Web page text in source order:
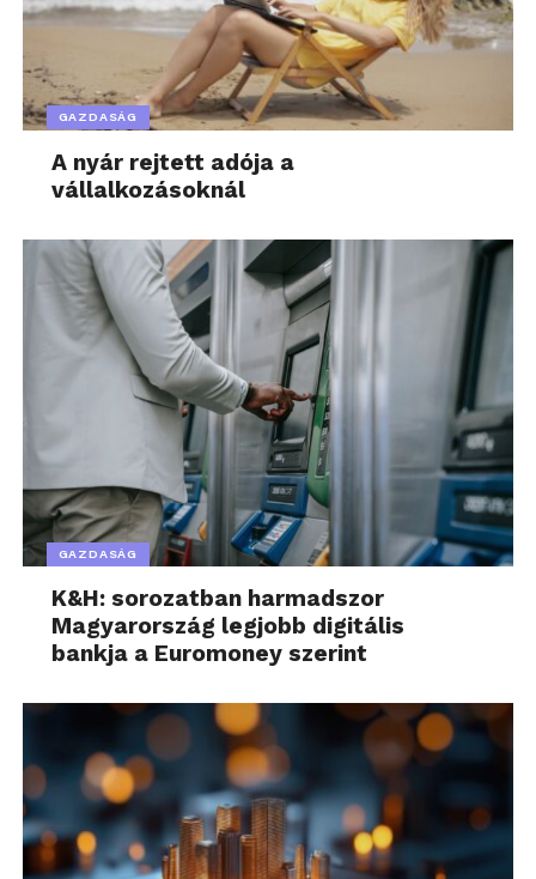
felé is nyitottak. A nyertesek a támogatás jóvoltából
magasabb szintre tudták fejleszteni ötleteiket, vagy
akár már gyakorlati projekteket is megvalósítottak.
Volt, aki mikrokontrolleres orvosi chatbot
alkalmazást fejlesztett és AI-alapú orvosi
képgenerálási rendszereket hozott létre, de a
nyertes pályázatok témái között volt például az AI
zenei műfajfelismerés és audiófeldolgozás
mesterséges intelligenciával, illetve a női
termékenységet befolyásoló tényezők vizsgálata is.
A mobilszolgáltató hosszú ideje fontos területként
kezeli a nők helyzetét a technológiai területeken,
éppen ezért idén is csatlakozik a Nők a
Tudományban Egyesület szervezésében
megvalósuló Lányok napja programhoz. Idén április
23-án tartják az eseményt, amely az elmúlt 15 évben
az ország legnagyobb elérésű, lányoknak szóló
pályaorientációs rendezvényévé vált. Az érdeklődők
hamarosan több információt tudhatnak meg a
https://lanyoknapja.hu/oldalon.
További friss híreket talál a
www.lathatatlanegyetem.hu
főoldalán! Kövesse a
technológiai híreket és csatlakozzon hozzánk a
Facebookonis!
GAZDASÁG
A nyár rejtett adója a
vállalkozásoknál
GAZDASÁG
K&H: sorozatban harmadszor
Magyarország legjobb digitális
bankja a Euromoney szerint